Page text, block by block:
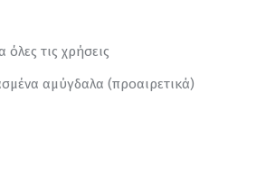
όλες τις χρήσεις
αμύγδαλα (προαιρετικά)